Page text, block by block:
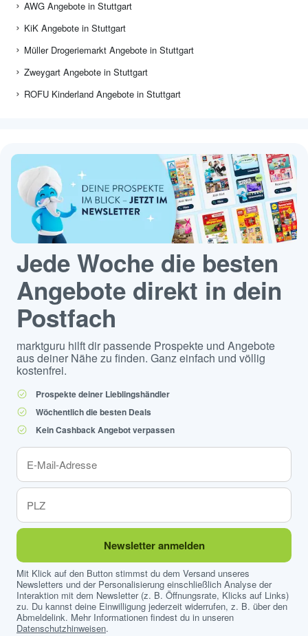
AWG Angebote in Stuttgart
KiK Angebote in Stuttgart
Müller Drogeriemarkt Angebote in Stuttgart
Zweygart Angebote in Stuttgart
ROFU Kinderland Angebote in Stuttgart
Jede Woche die besten
Angebote direkt in dein
Postfach
marktguru hilft dir passende Prospekte und Angebote
aus deiner Nähe zu finden. Ganz einfach und völlig
kostenfrei.
Prospekte deiner Lieblingshändler
Wöchentlich die besten Deals
Kein Cashback Angebot verpassen
Newsletter anmelden
Mit Klick auf den Button stimmst du dem Versand unseres
Newsletters und der Personalisierung einschließlich Analyse der
Interaktion mit dem Newsletter (z. B. Öffnungsrate, Klicks auf Links)
zu. Du kannst deine Einwilligung jederzeit widerrufen, z. B. über den
Abmeldelink. Mehr Informationen findest du in unseren
Datenschutzhinweisen.